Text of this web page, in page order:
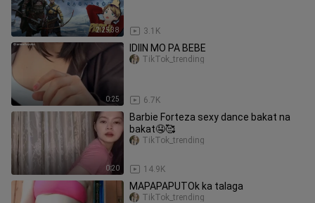
2:25:38 3.1K
0:25
IDIIN MO PA BEBE
6.7K
TikTok_trending
0:20
Barbie Forteza sexy dance bakat na
bakat🤤🥰
14.9K
TikTok_trending
MAPAPAPUTOk ka talaga
TikTok_trending